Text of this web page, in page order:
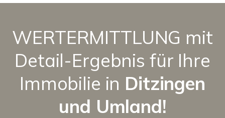
WERTERMITTLUNG mit
Detail-Ergebnis für Ihre
Immobilie in Ditzingen
und Umland!